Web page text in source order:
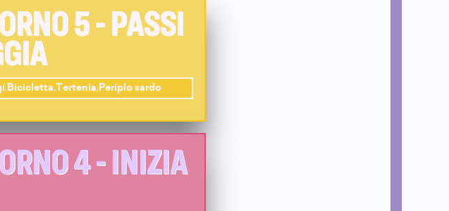
5 - PASSI
, Bicicletta,Tertenia, Periplo sardo
4 - INIZIA